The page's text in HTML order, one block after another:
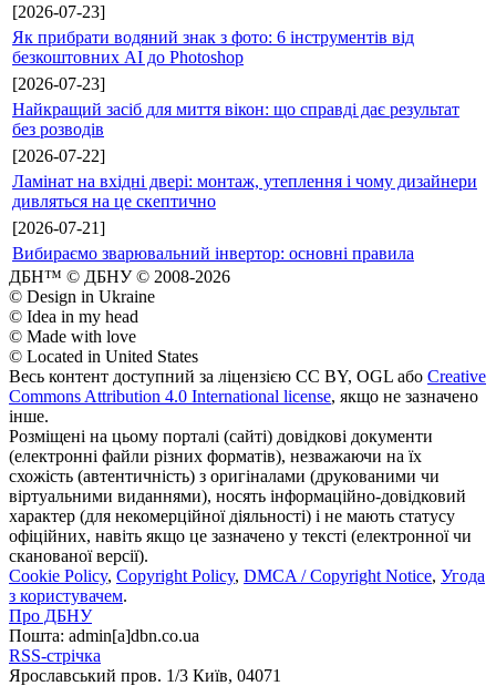
[2026-07-23]
Як прибрати водяний знак з фото: 6 інструментів від
безкоштовних AI до Photoshop
[2026-07-23]
Найкращий засіб для миття вікон: що справді дає результат
без розводів
[2026-07-22]
Ламінат на вхідні двері: монтаж, утеплення і чому дизайнери
дивляться на це скептично
[2026-07-21]
Вибираємо зварювальний інвертор: основні правила
ДБН™ © ДБНУ © 2008-2026
© Design in Ukraine
© Idea in my head
© Made with love
© Located in United States
Весь контент доступний за ліцензією CC BY, OGL або Creative
Commons Attribution 4.0 International license, якщо не зазначено
інше.
Розміщені на цьому порталі (сайті) довідкові документи
(електронні файли різних форматів), незважаючи на їх
схожість (автентичність) з оригіналами (друкованими чи
віртуальними виданнями), носять інформаційно-довідковий
характер (для некомерційної діяльності) і не мають статусу
офіційних, навіть якщо це зазначено у тексті (електронної чи
сканованої версії).
Cookie Policy, Copyright Policy, DMCA / Copyright Notice, Угода
з користувачем.
Про ДБНУ
Пошта: admin[а]dbn.co.ua
RSS-стрічка
Ярославський пров. 1/3 Київ, 04071